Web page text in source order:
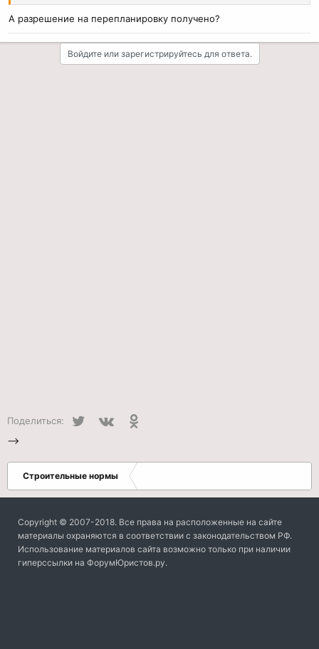
А разрешение на перепланировку получено?
Войдите или зарегистрируйтесь для ответа.
Поделиться: Twitter
-->
Строительные нормы
Copyright © 2007-2018. Все права на расположенные на сайте
материалы охраняются в соответствии с законодательством РФ.
Использование материалов сайта возможно только при наличии
гиперссылки на ФорумЮристов.ру.